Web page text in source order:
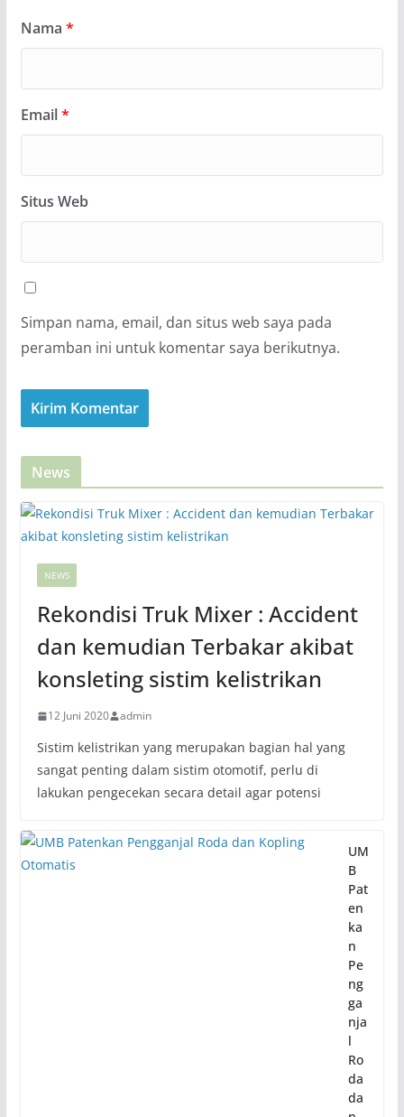
Nama *
Email*
Situs Web
Simpan nama, email, dan situs web saya pada
peramban ini untuk komentar saya berikutnya.
News
NEWS
Rekondisi Truk Mixer : Accident
dan kemudian Terbakar akibat
konsleting sistim kelistrikan
12 Juni 2020 admin
Sistim kelistrikan yang merupakan bagian hal yang
sangat penting dalam sistim otomotif, perlu di
lakukan pengecekan secara detail agar potensi
UM
B
Pat
en
ka
n
Pe
ng
ga
nja
l
Ro
da
da